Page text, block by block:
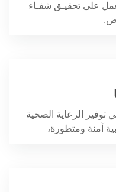
على تحقيـق شفـاء
توفير الرعاية الصحية
آمنة ومتطورة،